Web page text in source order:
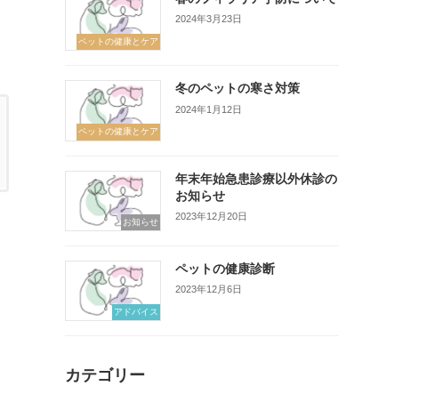
ペットの健康とケア
2024年3月23日
ペットの健康とケア
冬のペットの寒さ対策
2024年1月12日
お知らせ
年末年始急患診療以外休診の
お知らせ
2023年12月20日
アドバイス
ペットの健康診断
2023年12月6日
カテゴリー